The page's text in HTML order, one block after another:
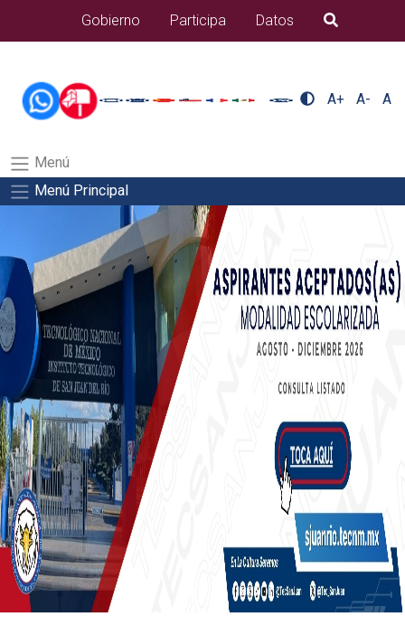
alumnos/titulacionSalida del comando:
Gobierno Participa Datos B�squeda
A+ A- A
Menú
Menú Principal